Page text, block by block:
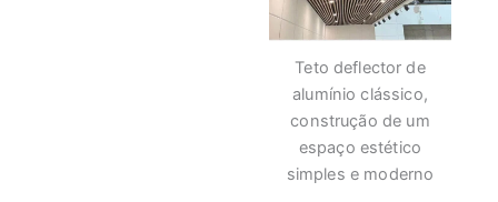
Teto deflector de
alumínio clássico,
construção de um
espaço estético
simples e moderno